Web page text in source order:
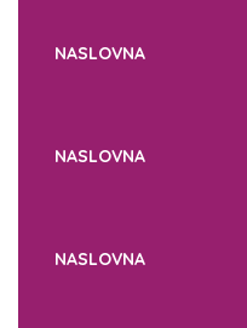
NASLOVNA
NASLOVNA
NASLOVNA